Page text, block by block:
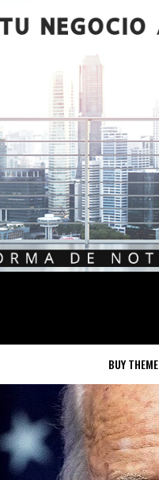
BUY THEME